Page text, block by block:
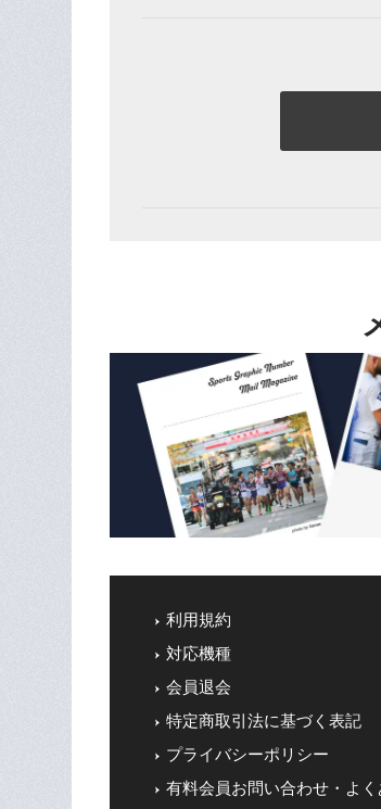
利用規約
対応機種
会員退会
特定商取引法に基づく表記
プライバシーポリシー
有料会員お問い合わせ・よく